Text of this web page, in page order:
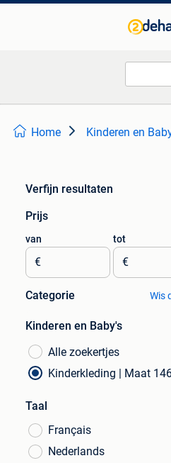
Home Kinderen en
Verfijn resultaten
Prijs
van
€
tot
€
Categorie Wis
Kinderen en Baby's
Alle zoekertjes
Kinderkleding | Maat
Taal
Français
Nederlands